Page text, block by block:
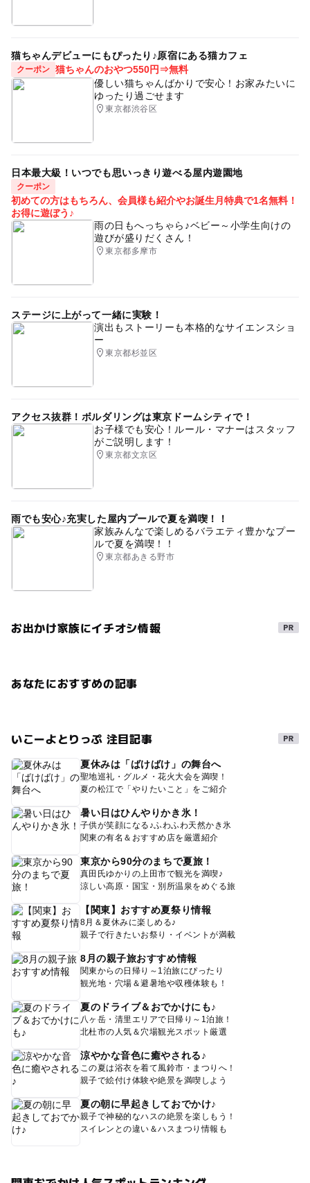
猫ちゃんデビューにもぴったり♪原宿にある猫カフェ
クーポン 猫ちゃんのおやつ550円⇒無料
優しい猫ちゃんばかりで安心！お家みたいに
ゆったり過ごせます
東京都渋谷区
日本最大級！いつでも思いっきり遊べる屋内遊園地
クーポン
初めての方はもちろん、会員様も紹介やお誕生月特典で1名無料！
お得に遊ぼう♪
雨の日もへっちゃら♪ベビー～小学生向けの
遊びが盛りだくさん！
東京都多摩市
ステージに上がって一緒に実験！
演出もストーリーも本格的なサイエンスショ
ー
東京都杉並区
アクセス抜群！ボルダリングは東京ドームシティで！
お子様でも安心！ルール・マナーはスタッフ
がご説明します！
東京都文京区
雨でも安心♪充実した屋内プールで夏を満喫！！
家族みんなで楽しめるバラエティ豊かなプー
ルで夏を満喫！！
東京都あきる野市
お出かけ家族にイチオシ情報
あなたにおすすめの記事
いこーよとりっぷ 注目記事
夏休みは「ばけばけ」の舞台へ
聖地巡礼・グルメ・花火大会を満喫！
夏の松江で「やりたいこと」をご紹介
暑い日はひんやりかき氷！
子供が笑顔になる♪ふわふわ天然かき氷
関東の有名＆おすすめ店を厳選紹介
東京から90分のまちで夏旅！
真田氏ゆかりの上田市で観光を満喫♪
涼しい高原・国宝・別所温泉をめぐる旅
【関東】おすすめ夏祭り情報
8月＆夏休みに楽しめる♪
親子で行きたいお祭り・イベントが満載
8月の親子旅おすすめ情報
関東からの日帰り～1泊旅にぴったり
観光地・穴場＆避暑地や収穫体験も！
夏のドライブ＆おでかけにも♪
八ヶ岳・清里エリアで日帰り～1泊旅！
北杜市の人気＆穴場観光スポット厳選
涼やかな音色に癒やされる♪
この夏は浴衣を着て風鈴市・まつりへ！
親子で絵付け体験や絶景を満喫しよう
夏の朝に早起きしておでかけ♪
親子で神秘的なハスの絶景を楽しもう！
スイレンとの違い＆ハスまつり情報も